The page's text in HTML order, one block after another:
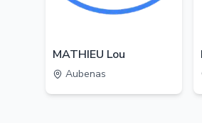
MATHIEU Lou
Aubenas